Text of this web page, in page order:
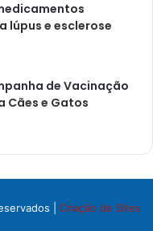
lúpus e esclerose
de Vacinação
Cães e Gatos
| Criação de Sites